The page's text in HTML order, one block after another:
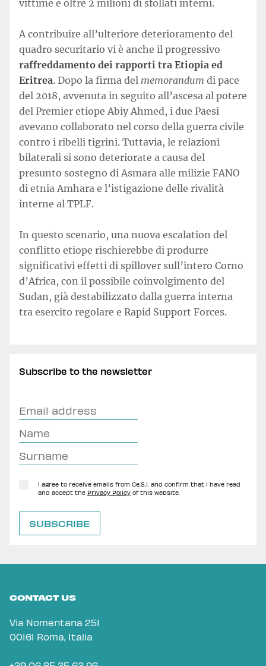
vittime e oltre 2 milioni di sfollati interni.
A contribuire all’ulteriore deterioramento del
quadro securitario vi è anche il progressivo
raffreddamento dei rapporti tra Etiopia ed
Eritrea. Dopo la firma del memorandum di pace
del 2018, avvenuta in seguito all’ascesa al potere
del Premier etiope Abiy Ahmed, i due Paesi
avevano collaborato nel corso della guerra civile
contro i ribelli tigrini. Tuttavia, le relazioni
bilaterali si sono deteriorate a causa del
presunto sostegno di Asmara alle milizie FANO
di etnia Amhara e l’istigazione delle rivalità
interne al TPLF.
In questo scenario, una nuova escalation del
conflitto etiope rischierebbe di produrre
significativi effetti di spillover sull’intero Corno
d’Africa, con il possibile coinvolgimento del
Sudan, già destabilizzato dalla guerra interna
tra esercito regolare e Rapid Support Forces.
Subscribe to the newsletter
I agree to receive emails from Ce.S.I. and confirm that I have read
and accept the Privacy Policy of this website.
CONTACT US
Via Nomentana 251
00161 Roma, Italia